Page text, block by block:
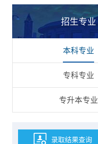
招生专业
本科专业
专科专业
专升本专业
录取结果查询